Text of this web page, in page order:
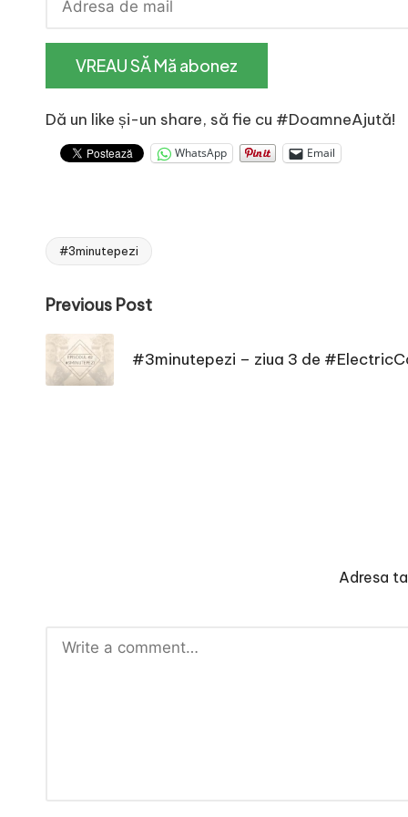
e
Dă un like și-un share, să fie cu #DoamneAjută!
WhatsApp Email
Tags:
#3minutepezi
Post
navigation
Previous Post
#3minutepezi – ziua 3 de
Adresa